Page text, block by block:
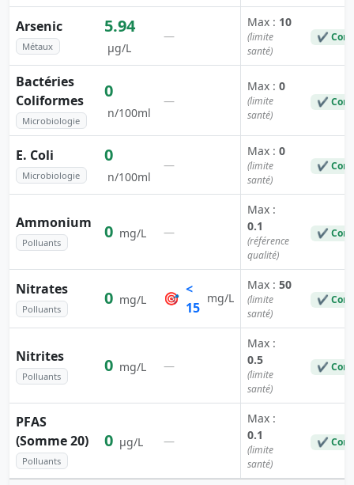
Arsenic
Métaux
5.94
µg/L
—
Max : 10
(limite
santé)
✔
Bactéries
Coliformes
Microbiologie
0
n/100ml
—
Max : 0
(limite
santé)
✔
E. Coli
Microbiologie
0
n/100ml
—
Max : 0
(limite
santé)
✔
Ammonium
Polluants
0 mg/L —
Max :
0.1
(référence
qualité)
✔
Nitrates
Polluants
0 mg/L 🎯
<
15
mg/L
Max : 50
(limite
santé)
✔
Nitrites
Polluants
0 mg/L —
Max :
0.5
(limite
santé)
✔
PFAS
(Somme 20)
Polluants
0 µg/L —
Max :
0.1
(limite
santé)
✔